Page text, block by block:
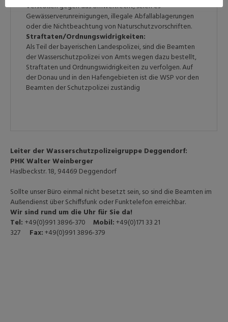
Verstößen gegen das Umweltrecht, seien es
Gewässerverunreinigungen, illegale Abfallablagerungen
oder die Nichtbeachtung von Naturschutzvorschriften.
Straftaten/Ordnungswidrigkeiten:
Als Teil der bayerischen Landespolizei, sind die Beamten
der Wasserschutzpolizei von Amts wegen dazu bestellt,
Straftaten und Ordnungswidrigkeiten zu verfolgen. Auf
der Donau und in den Hafengebieten ist die WSP vor den
Beamten der Schutzpolizei zuständig
Leiter der Wasserschutzpolizeigruppe Deggendorf:
PHK Walter Weinberger
Haslbeckstr. 18, 94469 Deggendorf
Sollte unser Büro einmal nicht besetzt sein, so sind die Beamten im
Außendienst über Schiffsfunk oder Funktelefon erreichbar.
Wir sind rund um die Uhr für Sie da!
Tel:+49(0)991 3896-370Mobil:+49(0)171 33 21
327 Fax:+49(0)991 3896-379